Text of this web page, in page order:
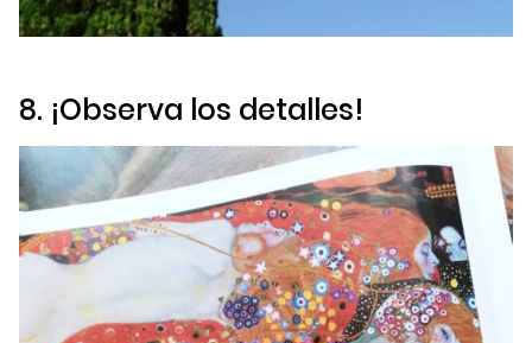
8. ¡Observa los detalles!